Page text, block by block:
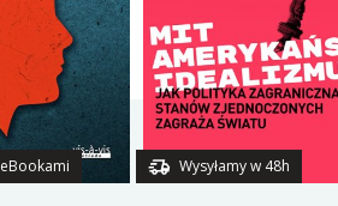
Wysyłamy w 48h